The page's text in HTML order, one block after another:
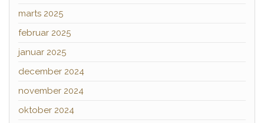
marts 2025
februar 2025
januar 2025
december 2024
november 2024
oktober 2024